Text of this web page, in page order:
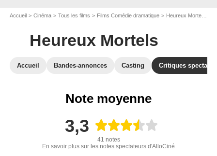
Accueil Cinéma Tous les films Films Comédie dramatique Heureux Mortels
Heureux Mortels
Accueil Bandes-annonces Casting Critiques
Note moyenne
3,3
41 notes
En savoir plus sur les notes spectateurs d'AlloCiné